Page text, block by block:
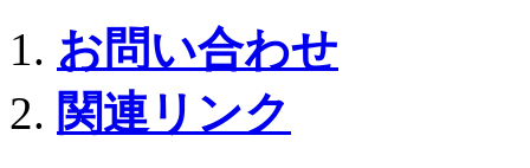
お問い合わせ
関連リンク